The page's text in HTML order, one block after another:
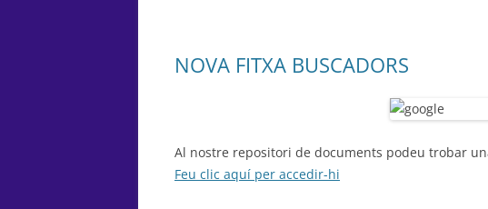
NOVA FITXA BUSCADORS
Al nostre repositori de documents podeu trobar
Feu clic aquí per accedir-hi